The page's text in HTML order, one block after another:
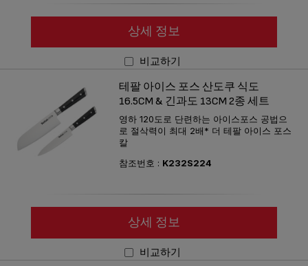
상세 정보
비교하기
테팔 아이스 포스 산도쿠 식도
16.5CM & 긴과도 13CM 2종 세트
영하 120도로 단련하는 아이스포스 공법으
로 절삭력이 최대 2배* 더 테팔 아이스 포스
칼
참조번호 : K232S224
상세 정보
비교하기